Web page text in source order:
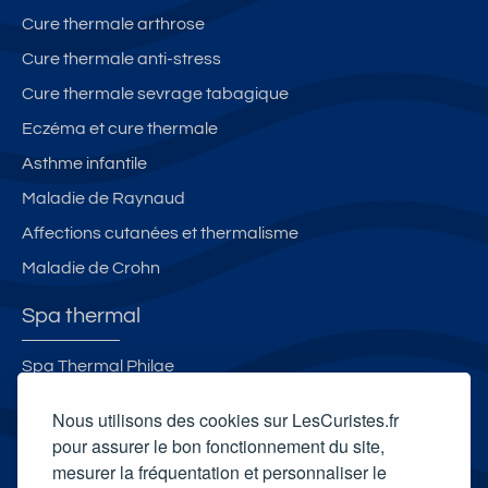
Nous utilisons des cookies sur LesCuristes.fr
pour assurer le bon fonctionnement du site,
mesurer la fréquentation et personnaliser le
Cure thermale arthrose
Cure thermale anti-stress
Cure thermale sevrage tabagique
Eczéma et cure thermale
Asthme infantile
Maladie de Raynaud
Affections cutanées et thermalisme
Maladie de Crohn
Spa thermal
Spa Thermal Philae
Spa thermal de Gréoux-les-Bains
Spa Aqua Calida